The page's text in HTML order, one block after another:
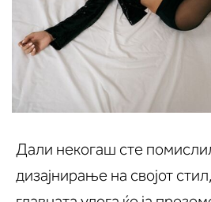
Дали некогаш сте
дизајнирање на својот